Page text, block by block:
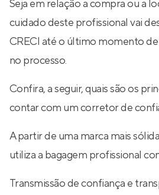
Seja em relação a compra ou a
cuidado deste profissional vai
CRECI até o último momento
no processo.
Confira, a seguir, quais são os
contar com um corretor de
A partir de uma marca mais
utiliza a bagagem profissional
Transmissão de confiança e